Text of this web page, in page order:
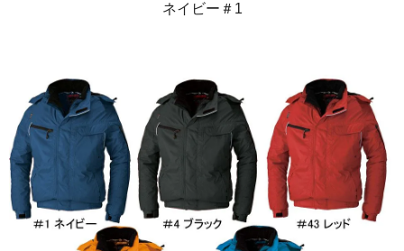
ネイビー＃1